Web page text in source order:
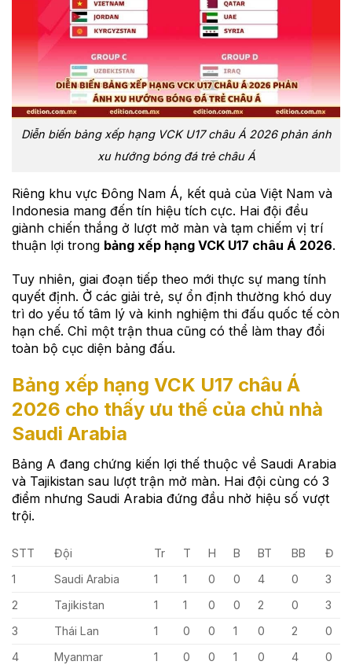
Diễn biến bảng xếp hạng VCK U17 châu Á 2026 phản ánh
xu hướng bóng đá trẻ châu Á
Riêng khu vực Đông Nam Á, kết quả của Việt Nam và
Indonesia mang đến tín hiệu tích cực. Hai đội đều
giành chiến thắng ở lượt mở màn và tạm chiếm vị trí
thuận lợi trong bảng xếp hạng VCK U17 châu Á 2026.
Tuy nhiên, giai đoạn tiếp theo mới thực sự mang tính
quyết định. Ở các giải trẻ, sự ổn định thường khó duy
trì do yếu tố tâm lý và kinh nghiệm thi đấu quốc tế còn
hạn chế. Chỉ một trận thua cũng có thể làm thay đổi
toàn bộ cục diện bảng đấu.
Bảng xếp hạng VCK U17 châu Á
2026 cho thấy ưu thế của chủ nhà
Saudi Arabia
Bảng A đang chứng kiến lợi thế thuộc về Saudi Arabia
và Tajikistan sau lượt trận mở màn. Hai đội cùng có 3
điểm nhưng Saudi Arabia đứng đầu nhờ hiệu số vượt
trội.
STT Đội Tr T H B BT BB
Đ
1
Saudi Arabia 1 1 0 0 4 0
3
2
Tajikistan 1 1 0 0 2 0
3
3
Thái Lan 1 0 0 1 0 2
0
4
Myanmar 1 0 0 1 0 4 0